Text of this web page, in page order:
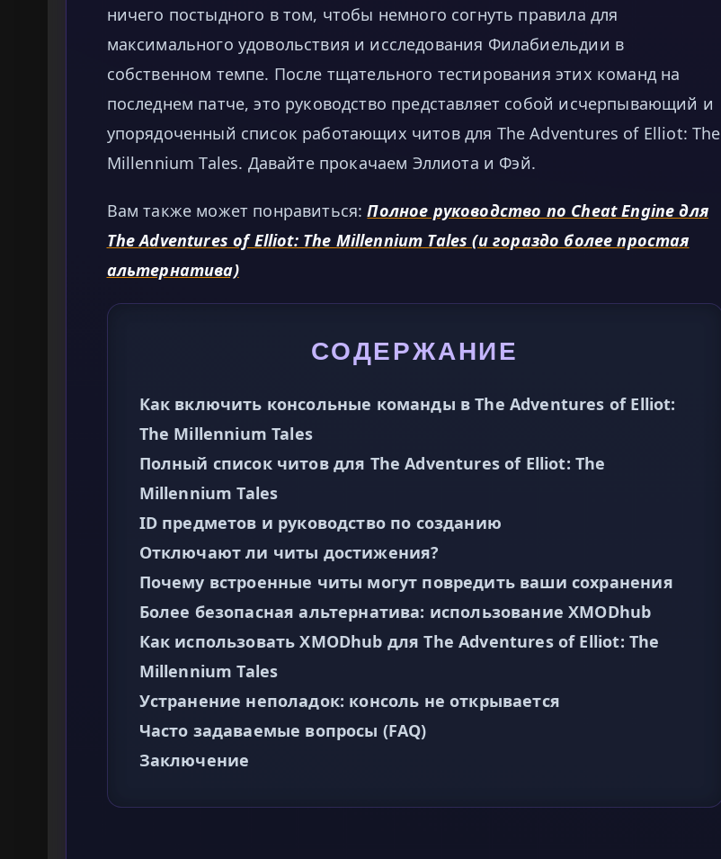
ничего постыдного в том, чтобы немного согнуть правила для
максимального удовольствия и исследования Филабиельдии в
собственном темпе. После тщательного тестирования этих команд на
последнем патче, это руководство представляет собой исчерпывающий и
упорядоченный список работающих читов для The Adventures of Elliot: The
Millennium Tales. Давайте прокачаем Эллиота и Фэй.
Вам также может понравиться:Полное руководство по Cheat Engine для
The Adventures of Elliot: The Millennium Tales (и гораздо более простая
альтернатива)
СОДЕРЖАНИЕ
Как включить консольные команды в The Adventures of Elliot:
The Millennium Tales
Полный список читов для The Adventures of Elliot: The
Millennium Tales
ID предметов и руководство по созданию
Отключают ли читы достижения?
Почему встроенные читы могут повредить ваши сохранения
Более безопасная альтернатива: использование XMODhub
Как использовать XMODhub для The Adventures of Elliot: The
Millennium Tales
Устранение неполадок: консоль не открывается
Часто задаваемые вопросы (FAQ)
Заключение